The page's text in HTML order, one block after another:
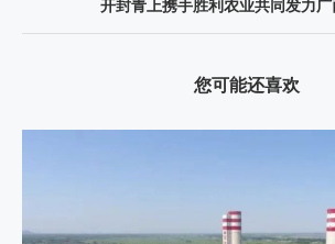
开封青上携手胜利农业共同发力广
您可能还喜欢